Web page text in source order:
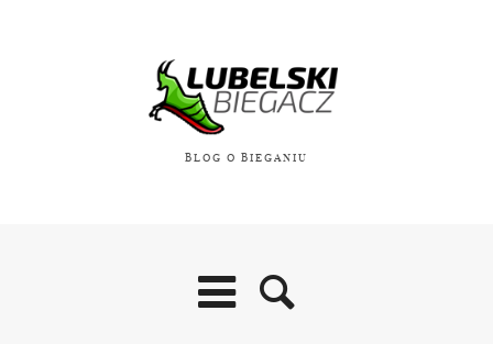
BLOG O BIEGANIU